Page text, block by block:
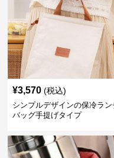
¥3,570 (税込)
シンプルデザインの保冷ラン
バッグ手提げタイプ